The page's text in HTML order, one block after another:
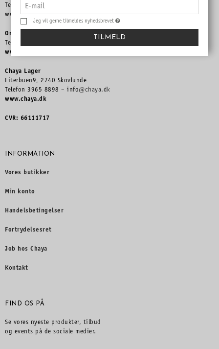
Telefon 3132 3960 – ph
www.dronninglouisestehus.dk
Online Shop
Telefon 3965 8898 –
www.chaya.dk
Chaya Lager
Literbuen9, 2740 Skovlunde
Telefon 3965 8898 – info@chaya.dk
www.chaya.dk
CVR: 66111717
INFORMATION
Vores butikker
Min konto
Handelsbetingelser
Fortrydelsesret
Job hos Chaya
Kontakt
FIND OS PÅ
Se vores nyeste produkter, tilbud
og events på de sociale medier.
Jeg vil gerne tilmeldes nyhedsbrevet
TILMELD